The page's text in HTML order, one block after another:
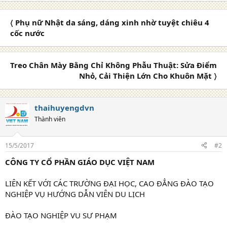
〈 Phụ nữ Nhật da sáng, dáng xinh nhờ tuyệt chiêu 4
cốc nước
Treo Chân Mày Bằng Chỉ Không Phẫu Thuật: Sửa Điểm
Nhỏ, Cải Thiện Lớn Cho Khuôn Mặt 〉
thaihuyengdvn
Thành viên
15/5/2017 #2
CÔNG TY CỔ PHẦN GIÁO DỤC VIỆT NAM
LIÊN KẾT VỚI CÁC TRƯỜNG ĐẠI HỌC, CAO ĐẲNG ĐÀO TẠO
NGHIỆP VỤ HƯỚNG DẪN VIÊN DU LỊCH
ĐÀO TẠO NGHIỆP VU SƯ PHẠM